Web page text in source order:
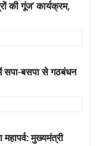
की गूंज’ कार्यक्रम,
में सपा-बसपा से गठबंधन
मुख्यमंत्री